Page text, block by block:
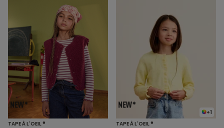
TAPE À L'OEIL ®
+1
TAPE À L'OEIL ®